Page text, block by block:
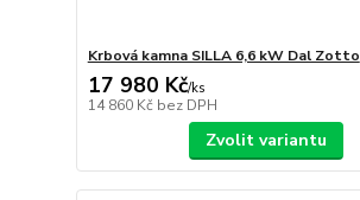
Krbová kamna SILLA 6,6 kW Dal Zotto
17 980 Kč/ks
14 860 Kč bez DPH
Zvolit variantu